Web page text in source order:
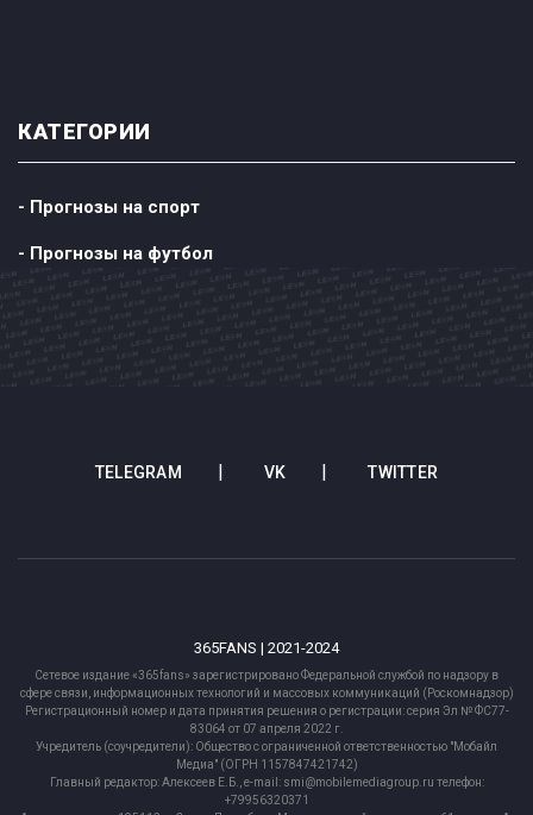
КАТЕГОРИИ
- Прогнозы на спорт
- Прогнозы на футбол
TELEGRAM VK TWITTER
365FANS | 2021-2024
Сетевое издание «365fans» зарегистрировано Федеральной службой по надзору в
сфере связи, информационных технологий и массовых коммуникаций (Роскомнадзор)
Регистрационный номер и дата принятия решения о регистрации: серия Эл № ФС77-
83064 от 07 апреля 2022 г.
Учредитель (соучредители): Общество с ограниченной ответственностью "Мобайл
Медиа" (ОГРН 1157847421742)
Главный редактор: Алексеев Е.Б., e-mail: smi@mobilemediagroup.ru телефон:
+79956320371